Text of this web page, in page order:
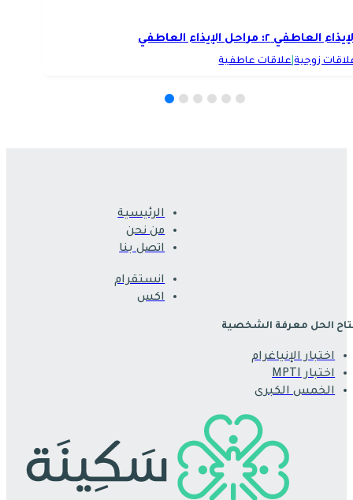
العاطفي ٢: مراحل الإيذاء العاطفي
زوجية|علاقات عاطفية
الرئيسية
من نحن
اتصل بنا
انستقرام
اكس
الحل معرفة الشخصية
اختبار الإنياغرام
اختبار MPTI
الخمس الكبرى